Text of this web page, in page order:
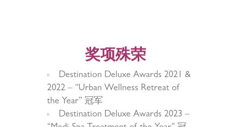
奖项殊荣
Destination Deluxe Awards 2021 &
2022 – “Urban Wellness Retreat of
the Year” 冠军
Destination Deluxe Awards 2023 –